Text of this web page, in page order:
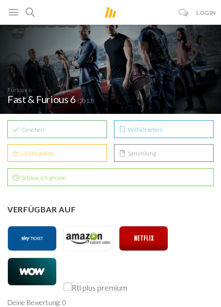
LOGIN
Furious 6
Fast & Furious 6(2013)
Gesehen Will ich sehen
Lieblingsfilm Sammlung
Schaue ich gerade
VERFÜGBAR AUF
Deine Bewertung: 0